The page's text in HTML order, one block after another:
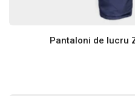
Pantaloni de lucru